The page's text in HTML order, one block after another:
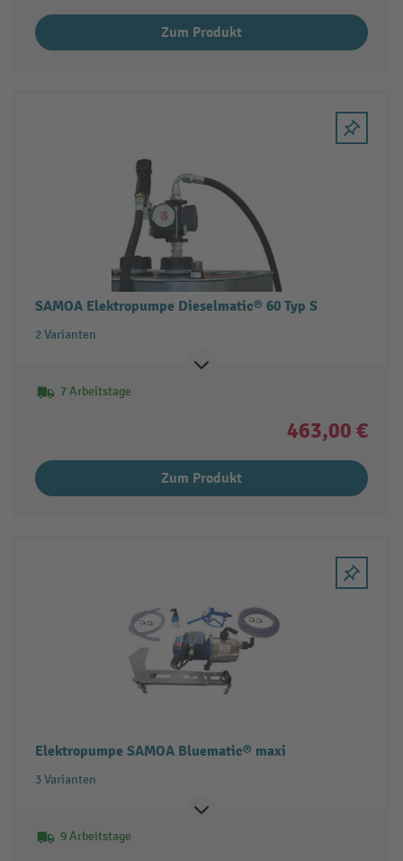
Zum Produkt
SAMOA Elektropumpe Dieselmatic® 60 Typ S
2 Varianten
7 Arbeitstage
463,00 €
Zum Produkt
Elektropumpe SAMOA Bluematic® maxi
3 Varianten
9 Arbeitstage